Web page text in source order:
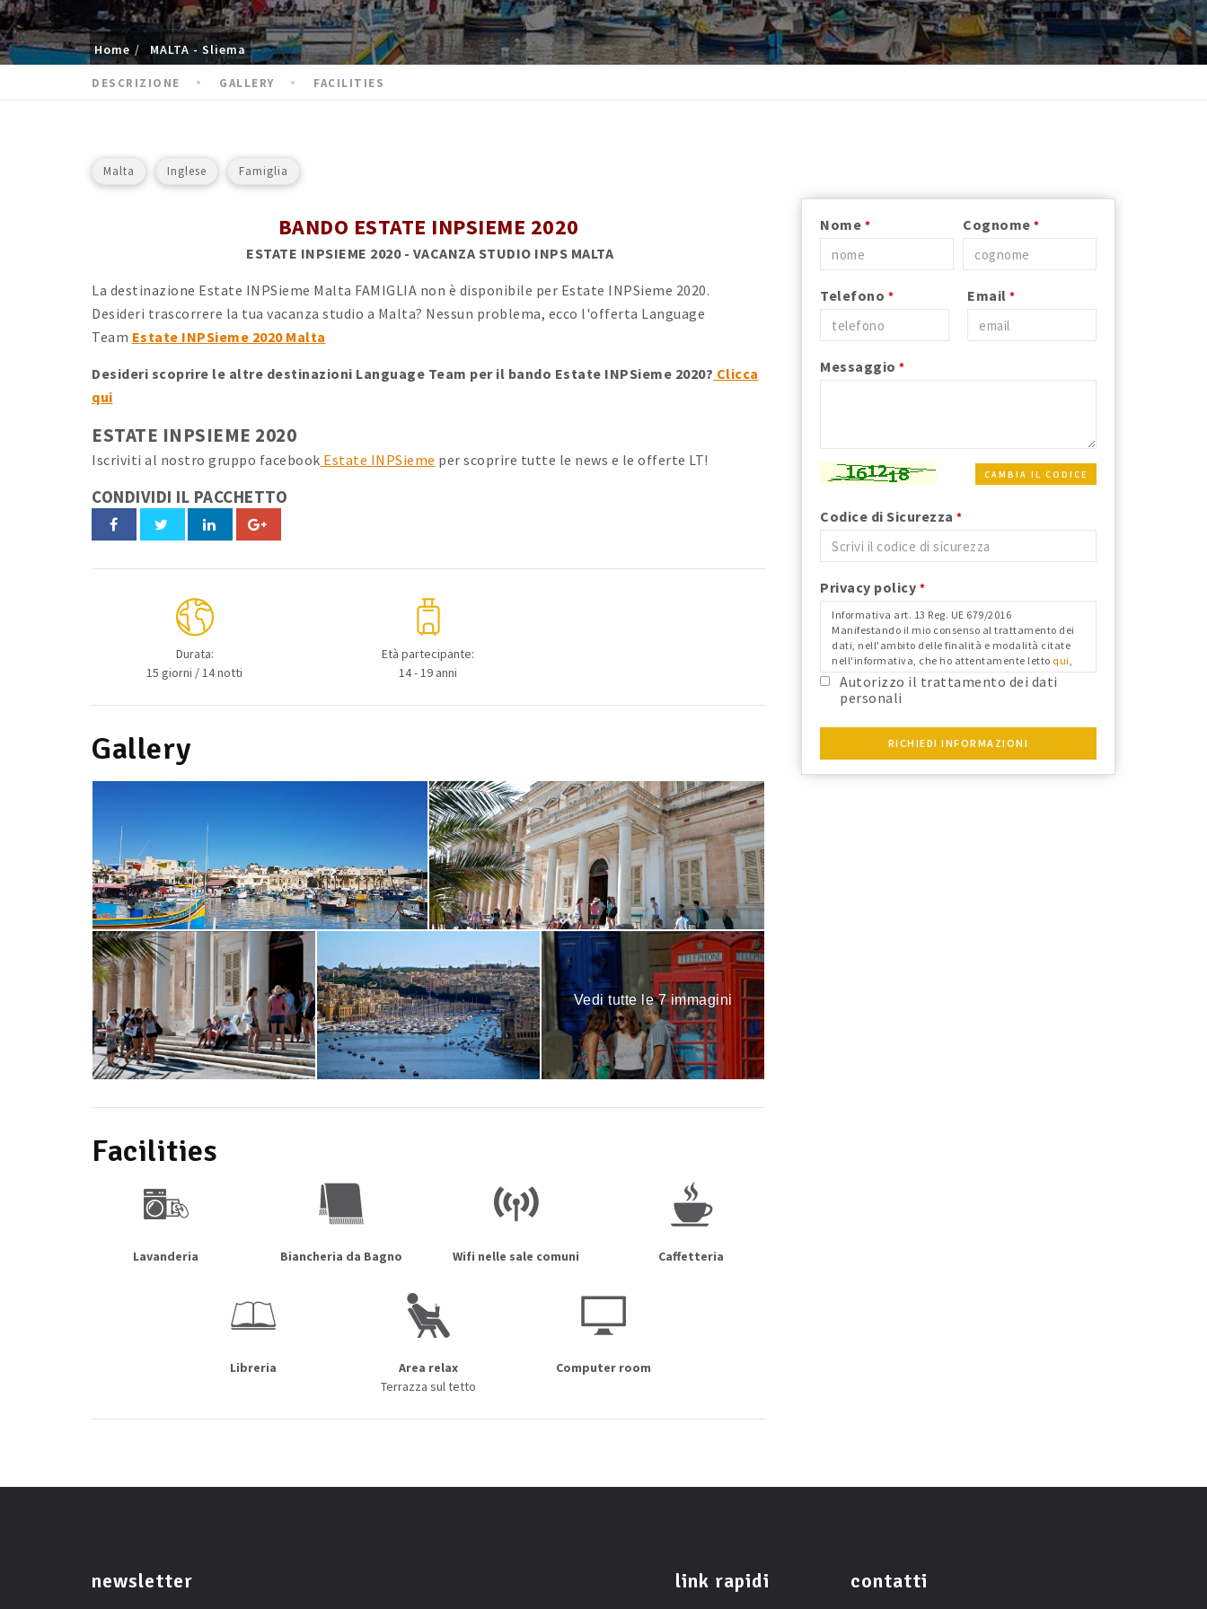
Home MALTA - Sliema
DESCRIZIONE GALLERY FACILITIES
Malta Inglese Famiglia
BANDO ESTATE INPSIEME 2020
ESTATE INPSIEME 2020 - VACANZA STUDIO INPS MALTA
La destinazione Estate INPSieme Malta FAMIGLIA non è disponibile per Estate INPSieme 2020.
Desideri trascorrere la tua vacanza studio a Malta? Nessun problema, ecco l'offerta Language
Team Estate INPSieme 2020 Malta
Desideri scoprire le altre destinazioni Language Team per il bando Estate INPSieme 2020? Clicca
qui
ESTATE INPSIEME 2020
Iscriviti al nostro gruppo facebook Estate INPSieme per scoprire tutte le news e le offerte LT!
CONDIVIDI IL PACCHETTO
Durata:
15 giorni / 14 notti
Età partecipante:
14 - 19 anni
Gallery
Vedi tutte le 7 immagini
Facilities
Lavanderia Biancheria da Bagno Wifi nelle sale comuni Caffetteria
Libreria
Area relax
Terrazza sul tetto
Computer room
Nome * Cognome *
Telefono * Email *
Messaggio *
CAMBIA IL CODICE
Codice di Sicurezza *
Privacy policy *
Informativa art. 13 Reg. UE 679/2016
Manifestando il mio consenso al trattamento dei
dati, nell'ambito delle finalità e modalità citate
nell'informativa, che ho attentamente letto qui,
nei limiti in cui il mio consenso fosse richiesto ai
fini del Reg. Ue 679/2016 e confermo i dati
anagrafici riportati.
Autorizzo il trattamento dei dati
personali
RICHIEDI INFORMAZIONI
newsletter link rapidi contatti